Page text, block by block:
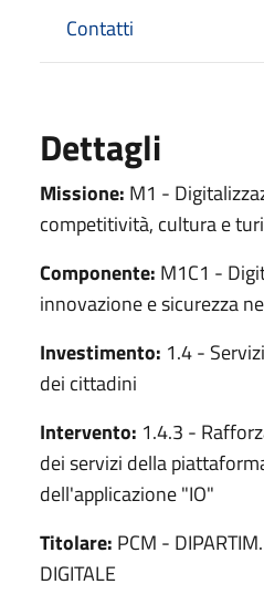
Contatti
Dettagli
Missione: M1 -
competitività, cultura e
Componente: M1C1 -
innovazione e sicurezza
Investimento: 1.4 -
dei cittadini
Intervento: 1.4.3 -
dei servizi della
dell'applicazione "IO"
Titolare: PCM -
DIGITALE